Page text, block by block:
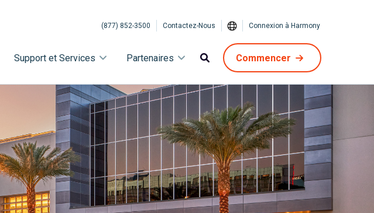
(877) 852-3500 Contactez-Nous Connexion à Harmony
Support et Services Partenaires Commencer